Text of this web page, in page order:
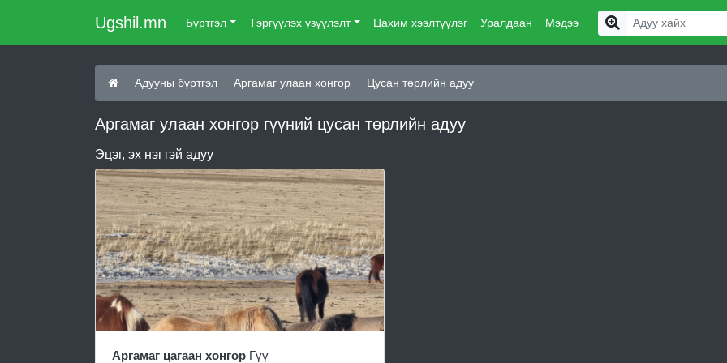
Ugshil.mn Бүртгэл Тэргүүлэх үзүүлэлт Цахим хээлтүүлэг Уралдаан Мэдээ
Адууны бүртгэл Аргамаг улаан хонгор Цусан төрлийн адуу
Аргамаг улаан хонгор гүүний цусан төрлийн адуу
Эцэг, эх нэгтэй адуу
Аргамаг цагаан хонгор Гүү